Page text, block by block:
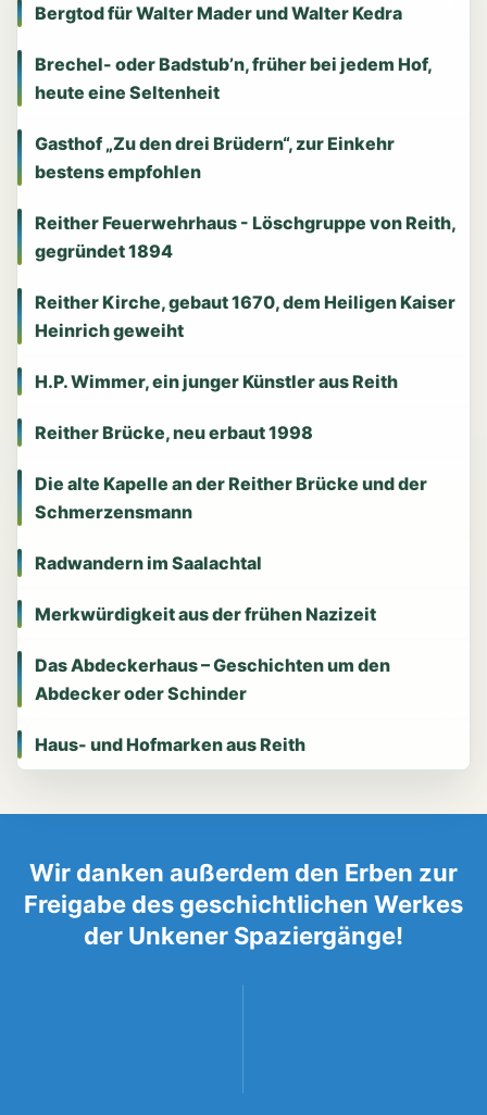
Bergtod für Walter Mader und Walter Kedra
Brechel- oder Badstub’n, früher bei jedem Hof,
heute eine Seltenheit
Gasthof „Zu den drei Brüdern“, zur Einkehr
bestens empfohlen
Reither Feuerwehrhaus - Löschgruppe von Reith,
gegründet 1894
Reither Kirche, gebaut 1670, dem Heiligen Kaiser
Heinrich geweiht
H.P. Wimmer, ein junger Künstler aus Reith
Reither Brücke, neu erbaut 1998
Die alte Kapelle an der Reither Brücke und der
Schmerzensmann
Radwandern im Saalachtal
Merkwürdigkeit aus der frühen Nazizeit
Das Abdeckerhaus – Geschichten um den
Abdecker oder Schinder
Haus- und Hofmarken aus Reith
Wir danken außerdem den Erben zur
Freigabe des geschichtlichen Werkes
der Unkener Spaziergänge!